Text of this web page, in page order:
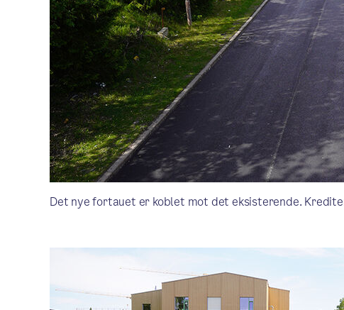
Det nye fortauet er koblet mot det eksisterende.